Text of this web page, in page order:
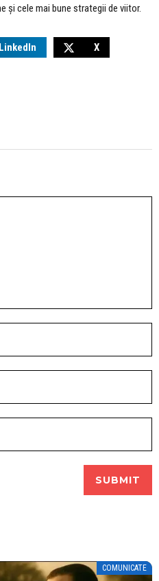
și cele mai bune strategii de viitor.
LinkedIn X
COMUNICATE